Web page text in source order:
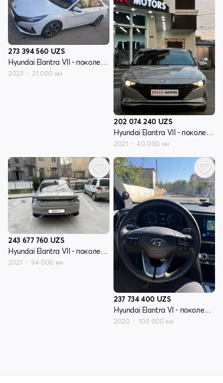
273 394 560 UZS
Hyundai Elantra VII - поколение (CN7)
2023 21 000 км
202 074 240 UZS
Hyundai Elantra VII - поколение (CN7)
2021 40 000 км
243 677 760 UZS
Hyundai Elantra VII - поколение (CN7)
2021 94 000 км
237 734 400 UZS
Hyundai Elantra VI - поколение рестайлинг (AD)
2020 100 000 км